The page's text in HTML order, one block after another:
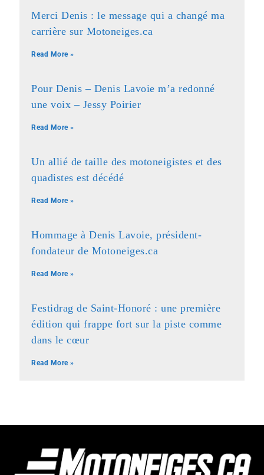
Merci Denis : le message qui a changé ma
carrière sur Motoneiges.ca
Read More »
Pour Denis – Denis Lavoie m’a redonné
une voix – Jessy Poirier
Read More »
Un allié de taille des motoneigistes et des
quadistes est décédé
Read More »
Hommage à Denis Lavoie, président-
fondateur de Motoneiges.ca
Read More »
Festidrag de Saint-Honoré : une première
édition qui frappe fort sur la piste comme
dans le cœur
Read More »